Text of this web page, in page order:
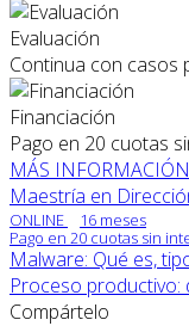
Evaluación
Continua con casos
Financiación
Pago en 20 cuotas
MÁS INFORMACIÓN
Maestría en
ONLINE
16 meses
Pago en 20 cuotas sin
Malware: Qué es,
Proceso productivo:
Compártelo